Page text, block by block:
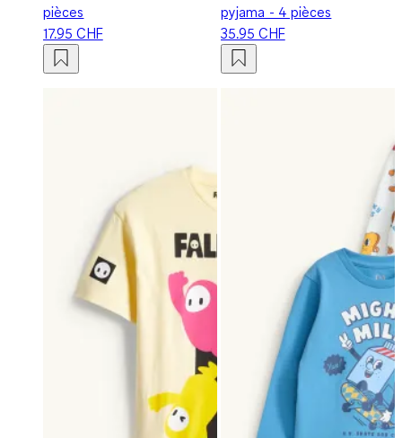
pièces
17.95 CHF
pyjama - 4 pièces
35.95 CHF